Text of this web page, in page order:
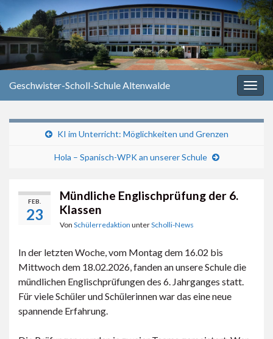
Geschwister-Scholl-Schule Altenwalde
KI im Unterricht: Möglichkeiten und Grenzen
Hola – Spanisch-WPK an unserer Schule
FEB.
23
Mündliche Englischprüfung der 6.
Klassen
Von Schülerredaktion unterScholli-News
In der letzten Woche, vom Montag dem 16.02 bis
Mittwoch dem 18.02.2026, fanden an unsere Schule die
mündlichen Englischprüfungen des 6. Jahrganges statt.
Für viele Schüler und Schülerinnen war das eine neue
spannende Erfahrung.